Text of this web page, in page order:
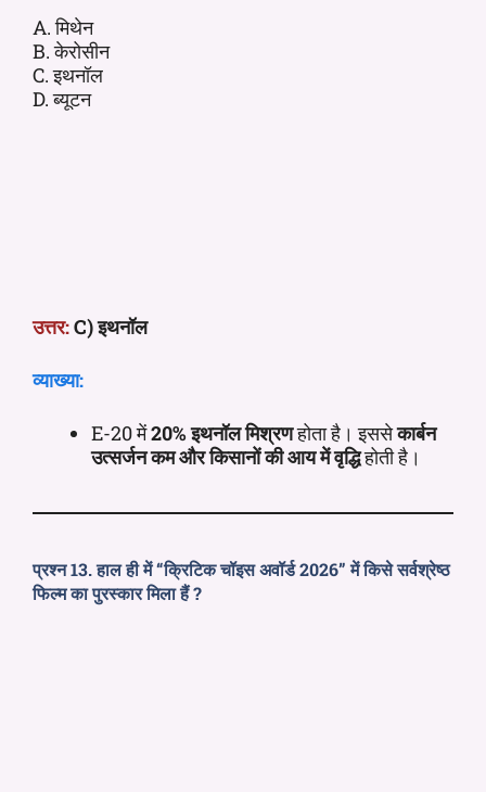
A. मिथेन
B. केरोसीन
C. इथनॉल
D. ब्यूटन
उत्तर:C) इथनॉल
व्याख्या:
E-20 में20% इथनॉल मिश्रणहोता है। इससेकार्बन
उत्सर्जन कम और किसानों की आय में वृद्धिहोती है।
प्रश्न 13. हाल ही में “क्रिटिक चॉइस अवॉर्ड 2026” में किसे सर्वश्रेष्ठ
फिल्म का पुरस्कार मिला हैं ?